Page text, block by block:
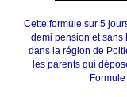
Cette formule sur 5
demi pension et sans
dans la région de
les parents qui